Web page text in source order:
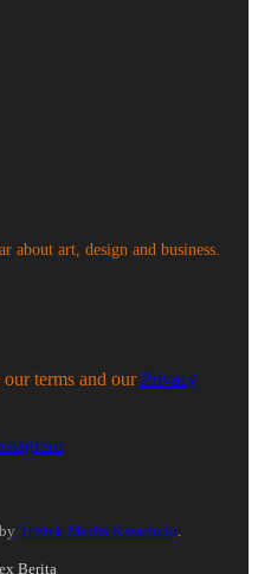
about art, design and business.
terms and ourPrivacy
Tristek Media Kreasindo.
Berita